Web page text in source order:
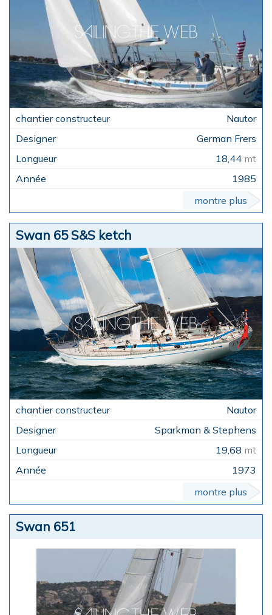
Nautor
German Frers
18,44 mt
1985
montre plus
Swan 65 S&S ketch
Nautor
Sparkman & Stephens
19,68 mt
1973
montre plus
Swan 651